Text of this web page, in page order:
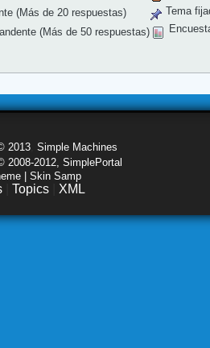
(Más de 20 respuestas)
(Más de 50 respuestas)
Tema
2013 Simple Machines
2008-2012, SimplePortal
| Skin Samp
Topics XML